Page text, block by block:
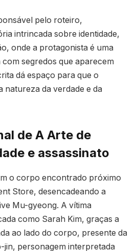
pelo roteiro,
intrincada sobre identidade,
onde a protagonista é uma
segredos que aparecem
dá espaço para que o
natureza da verdade e da
de A Arte de
e assassinato
o corpo encontrado próximo
Store, desencadeando a
Mu-gyeong. A vítima
como Sarah Kim, graças a
ao lado do corpo, presente da
jin, personagem interpretada